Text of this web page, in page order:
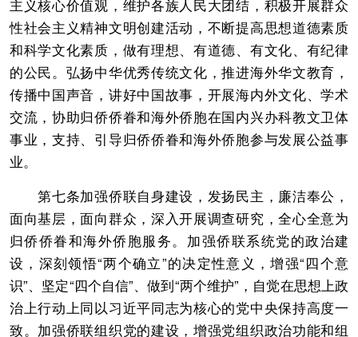
主义核心价值观，维护各族人民大团结，积极开展群众
性社会主义精神文明创建活动，不断提高思想道德素质
和科学文化素质，做有理想、有道德、有文化、有纪律
的公民。弘扬中华优秀传统文化，推进海外华文教育，
传播中国声音，讲好中国故事，开展海内外文化、学术
交流，协助归侨侨眷和海外侨胞在国内兴办科教文卫体
事业，支持、引导归侨侨眷和海外侨胞参与发展公益事
业。
第七条加强侨联自身建设，发扬民主，廉洁奉公，
面向基层，面向群众，深入开展调查研究，全心全意为
归侨侨眷和海外侨胞服务。加强侨联系统党的政治建
设，深刻领悟“两个确立”的决定性意义，增强“四个意
识”、坚定“四个自信”、做到“两个维护”，自觉在思想上政
治上行动上同以习近平同志为核心的党中央保持高度一
致。加强侨联组织党的建设，增强党组织政治功能和组